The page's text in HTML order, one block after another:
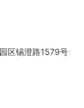
区锡澄路1579号